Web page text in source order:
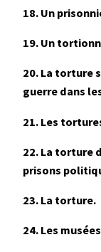
18. Un
19. Un
20. La torture
guerre dans
21. Les
22. La torture
prisons
23. La torture.
24. Les